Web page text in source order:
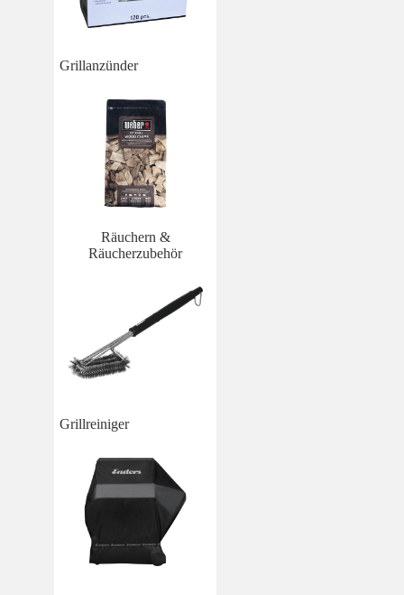
Grillanzünder
Räuchern &
Räucherzubehör
Grillreiniger